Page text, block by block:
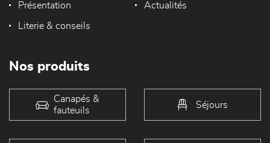
Présentation Actualités
Literie & conseils
Nos produits
Canapés &
fauteuils
Séjours